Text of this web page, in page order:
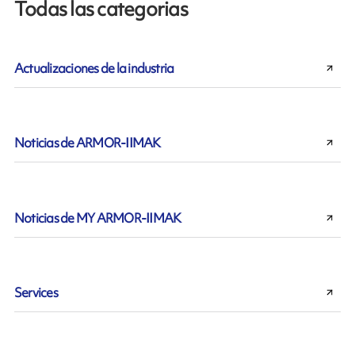
Todas las categorias
Actualizaciones de la industria
Noticias de ARMOR-IIMAK
Noticias de MY ARMOR-IIMAK
Services